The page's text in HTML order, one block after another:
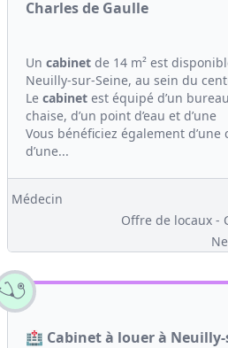
Charles de Gaulle
Un cabinet de 14 m² est
Neuilly-sur-Seine, au sein du
Le cabinet est équipé d’un
chaise, d’un point d’eau et d’une
Vous bénéficiez également
d’une...
Médecin
Offre de locaux -
🏥 Cabinet à louer à Neuilly-